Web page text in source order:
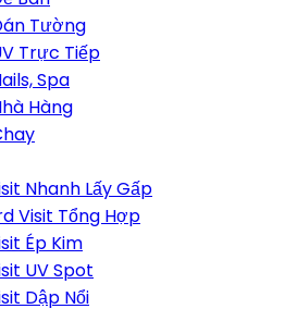
Tường
Trực Tiếp
Spa
Hàng
Nhanh Lấy Gấp
Visit Tổng Hợp
Ép Kim
UV Spot
Dập Nổi